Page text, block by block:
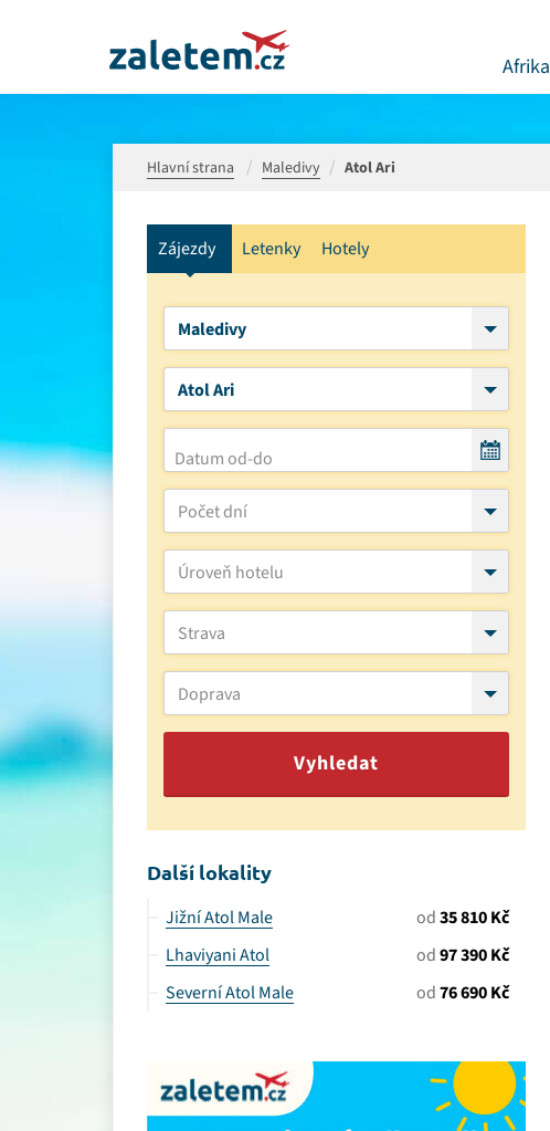
Afrika
Hlavní strana Maledivy Atol Ari
Zájezdy Letenky Hotely
Maledivy
Atol Ari
Počet dní
Úroveň hotelu
Strava
Doprava
Vyhledat
Další lokality
Jižní Atol Male od35 810 Kč
Lhaviyani Atol
od97 390 Kč
Severní Atol Male
od76 690 Kč